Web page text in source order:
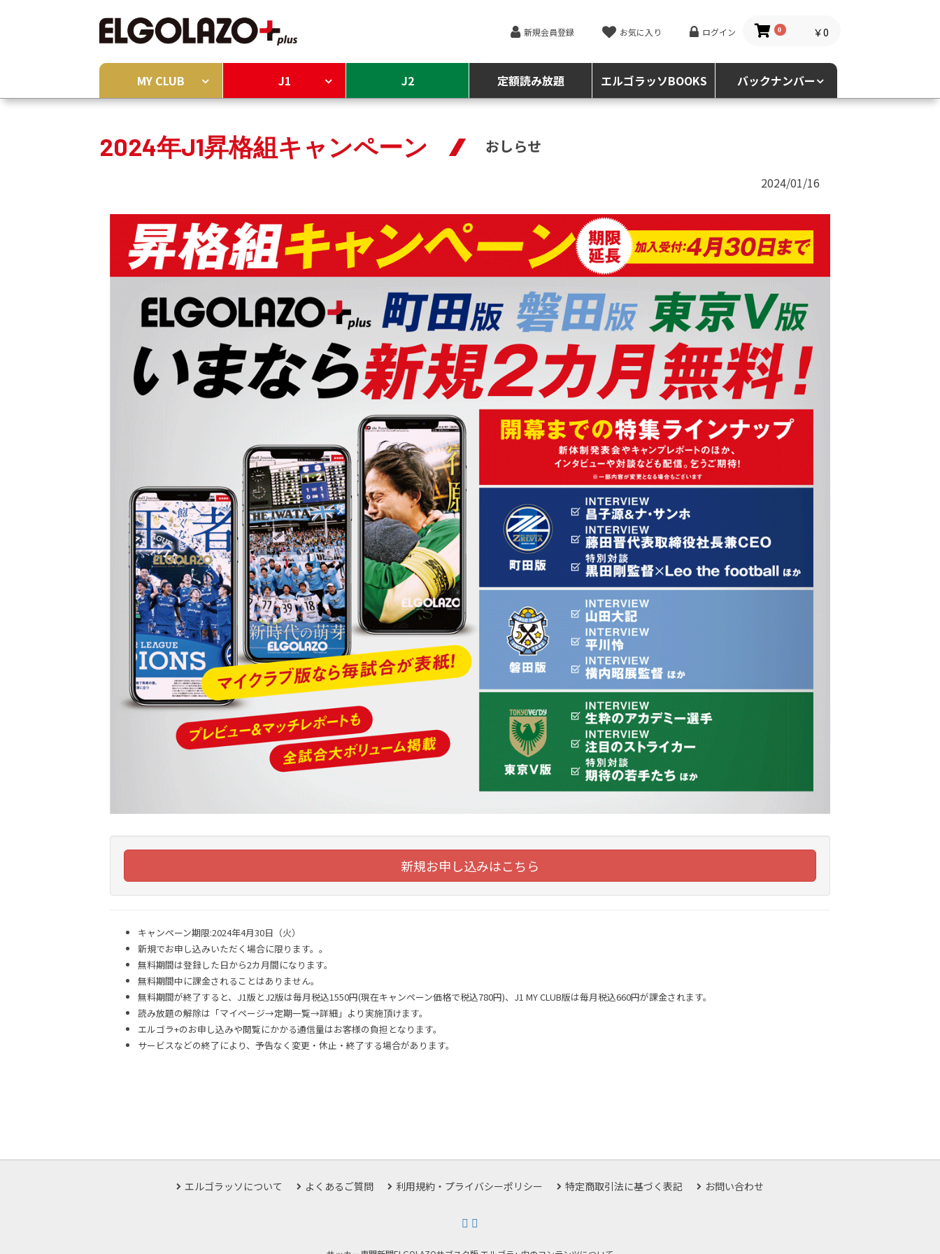
新規会員登録 お気に入り ログイン 0 ￥0
MY CLUB J1 J2 定額読み放題 エルゴラッソBOOKS バックナンバー
2024年J1昇格組キャンペーン おしらせ
2024/01/16
新規お申し込みはこちら
キャンペーン期限:2024年4月30日（火）
新規でお申し込みいただく場合に限ります。。
無料期間は登録した日から2カ月間になります。
無料期間中に課金されることはありません。
無料期間が終了すると、J1版とJ2版は毎月税込1550円(現在キャンペーン価格で税込780円)、J1 MY CLUB版は毎月税込660円が課金されます。
読み放題の解除は「マイページ→定期一覧→詳細」より実施頂けます。
エルゴラ+のお申し込みや閲覧にかかる通信量はお客様の負担となります。
サービスなどの終了により、予告なく変更・休止・終了する場合があります。
エルゴラッソについて よくあるご質問 利用規約・プライバシーポリシー 特定商取引法に基づく表記 お問い合わせ